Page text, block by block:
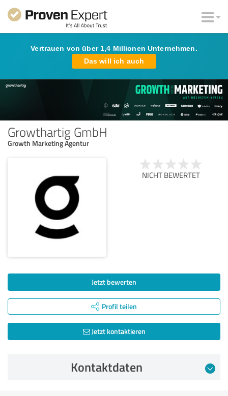
Vertrauen von über 1,4 Millionen Unternehmen.
Das will ich auch
Growthartig GmbH
Growth Marketing Agentur
NICHT BEWERTET
Jetzt bewerten
Profil teilen
Jetzt kontaktieren
Kontaktdaten